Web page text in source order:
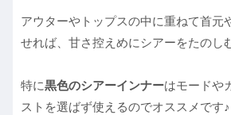
アウターやトップスの中に重ねて首元
せれば、甘さ控えめにシアーをたのし
特に黒色のシアーインナーはモードや
ストを選ばず使えるのでオススメです♪